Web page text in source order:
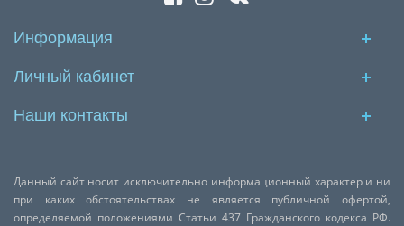
Информация
Личный кабинет
Наши контакты
Данный сайт носит исключительно информационный характер и ни
при каких обстоятельствах не является публичной офертой,
определяемой положениями Статьи 437 Гражданского кодекса РФ.